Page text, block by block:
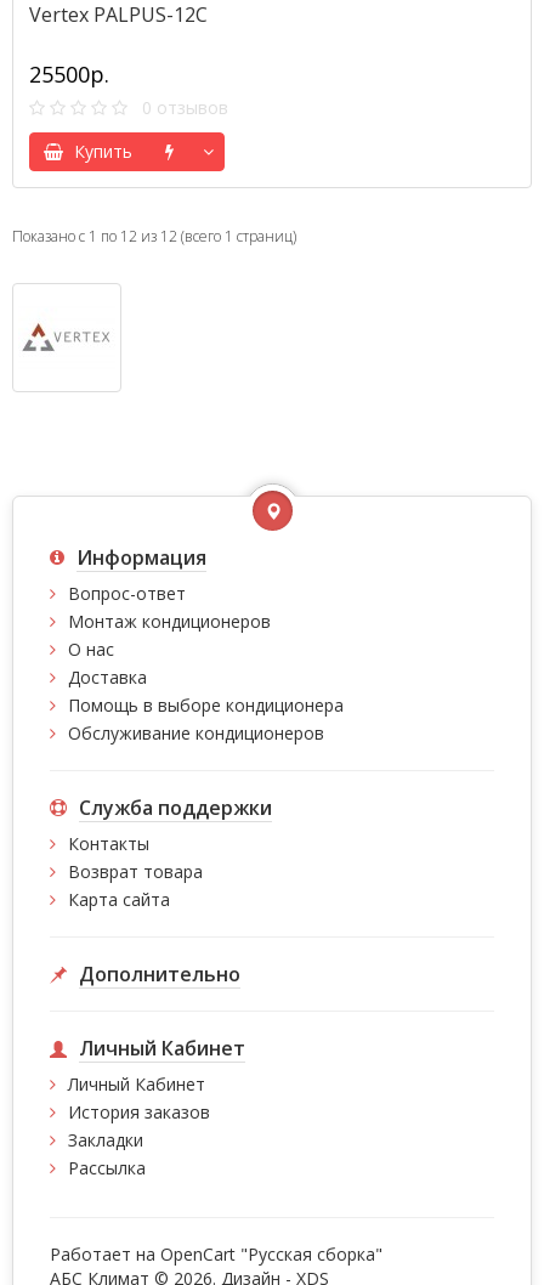
Vertex PALPUS-12C
25500р.
0 отзывов
Купить
Показано с 1 по 12 из 12 (всего 1 страниц)
Информация
Вопрос-ответ
Монтаж кондиционеров
О нас
Доставка
Помощь в выборе кондиционера
Обслуживание кондиционеров
Служба поддержки
Контакты
Возврат товара
Карта сайта
Дополнительно
Личный Кабинет
Личный Кабинет
История заказов
Закладки
Рассылка
Работает на OpenCart "Русская сборка"
АБС Климат © 2026. Дизайн - XDS